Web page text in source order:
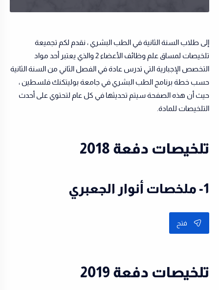
إلى طلاب السنة الثانية في الطب البشري ، نقدم لكم تجميعة
تلخيصات لمساق علم وظائف الأعضاء 2 والذي يعتبر أحد مواد
التخصص الإجبارية التي تدرس عادة في الفصل الثاني من السنة الثانية
حسب خطة برنامج الطب البشري في جامعة بوليتكنك فلسطين ،
حيث أن هذه الصفحة سيتم تحديثها في كل عام لتحتوي على أحدث
التلخيصات للمادة.
تلخيصات دفعة 2018
1- ملخصات أنوار الجعبري
فتح
تلخيصات دفعة 2019